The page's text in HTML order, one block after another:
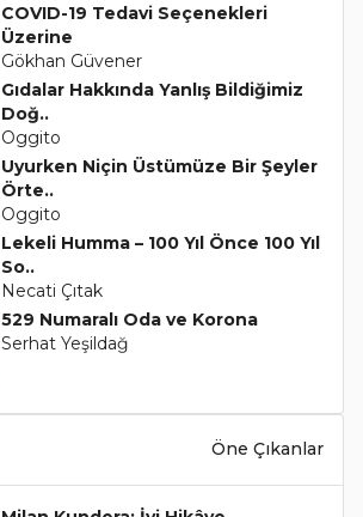
COVID-19 Tedavi Seçenekleri
Üzerine
Gökhan Güvener
Gıdalar Hakkında Yanlış Bildiğimiz
Doğ..
Oggito
Uyurken Niçin Üstümüze Bir Şeyler
Örte..
Oggito
Lekeli Humma – 100 Yıl Önce 100 Yıl
So..
Necati Çıtak
529 Numaralı Oda ve Korona
Serhat Yeşildağ
Öne Çıkanlar